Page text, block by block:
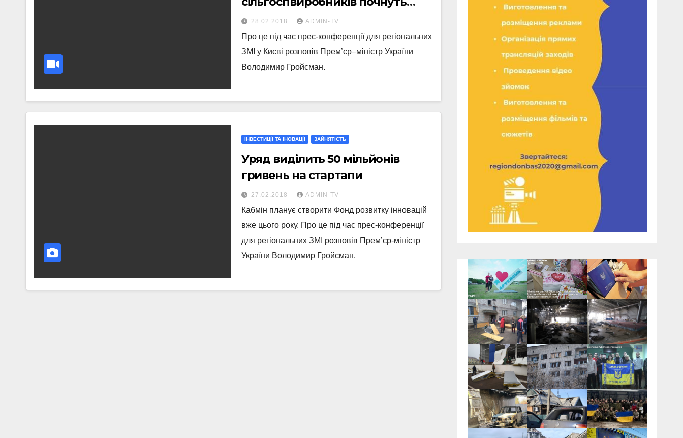
діяти вже у березні цього року
28.02.2018 ADMIN-TV
Про це під час прес-конференції для регіональних
ЗМІ у Києві розповів Прем’єр–міністр України
Володимир Гройсман.
ІНВЕСТИЦІЇ ТА ІНОВАЦІЇ ЗАЙНЯТІСТЬ
Уряд виділить 50 мільйонів
гривень на стартапи
27.02.2018 ADMIN-TV
Кабмін планує створити Фонд розвитку інновацій
вже цього року. Про це під час прес-конференції
для регіональних ЗМІ розповів Прем’єр-міністр
України Володимир Гройсман.